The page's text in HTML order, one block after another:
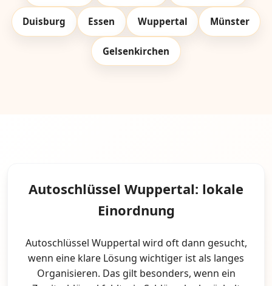
Duisburg Essen Wuppertal Münster
Gelsenkirchen
Autoschlüssel Wuppertal: lokale
Einordnung
Autoschlüssel Wuppertal wird oft dann gesucht,
wenn eine klare Lösung wichtiger ist als langes
Organisieren. Das gilt besonders, wenn ein